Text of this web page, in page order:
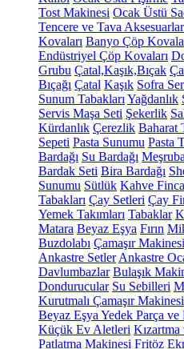
Tost Makinesi Ocak Üstü
Tencere ve Tava
Kovaları Banyo Çöp
Endüstriyel Çöp Kovaları
Grubu Çatal,Kaşık,Bıçak
Bıçağı Çatal Kaşık Sofra
Sunum Tabakları Yağdanlık
Servis Maşa Seti Şekerlik
Kürdanlık Çerezlik Baharat
Sepeti Pasta Sunumu Pasta
Bardağı Su Bardağı
Bardak Seti Bira Bardağı
Sunumu Sütlük Kahve
Tabakları Çay Setleri Çay
Yemek Takımları Tabaklar
Matara Beyaz Eşya Fırın
Buzdolabı Çamaşır Makinesi
Ankastre Setler Ankastre
Davlumbazlar Bulaşık
Dondurucular Su Sebilleri
Kurutmalı Çamaşır Makinesi
Beyaz Eşya Yedek Parça
Küçük Ev Aletleri
Patlatma Makinesi Fritöz